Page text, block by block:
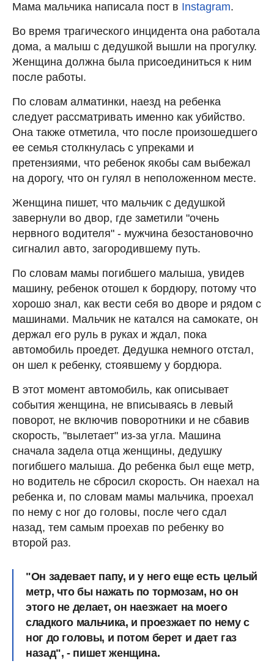
Мама мальчика написала пост в Instagram.
Во время трагического инцидента она работала
дома, а малыш с дедушкой вышли на прогулку.
Женщина должна была присоединиться к ним
после работы.
По словам алматинки, наезд на ребенка
следует рассматривать именно как убийство.
Она также отметила, что после произошедшего
ее семья столкнулась с упреками и
претензиями, что ребенок якобы сам выбежал
на дорогу, что он гулял в неположенном месте.
Женщина пишет, что мальчик с дедушкой
завернули во двор, где заметили "очень
нервного водителя" - мужчина безостановочно
сигналил авто, загородившему путь.
По словам мамы погибшего малыша, увидев
машину, ребенок отошел к бордюру, потому что
хорошо знал, как вести себя во дворе и рядом с
машинами. Мальчик не катался на самокате, он
держал его руль в руках и ждал, пока
автомобиль проедет. Дедушка немного отстал,
он шел к ребенку, стоявшему у бордюра.
В этот момент автомобиль, как описывает
события женщина, не вписываясь в левый
поворот, не включив поворотники и не сбавив
скорость, "вылетает" из-за угла. Машина
сначала задела отца женщины, дедушку
погибшего малыша. До ребенка был еще метр,
но водитель не сбросил скорость. Он наехал на
ребенка и, по словам мамы мальчика, проехал
по нему с ног до головы, после чего сдал
назад, тем самым проехав по ребенку во
второй раз.
"Он задевает папу, и у него еще есть целый
метр, что бы нажать по тормозам, но он
этого не делает, он наезжает на моего
сладкого мальчика, и проезжает по нему с
ног до головы, и потом берет и дает газ
назад", - пишет женщина.